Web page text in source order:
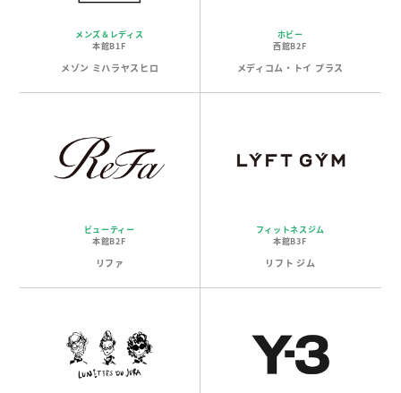
メンズ＆レディス
本館B1F
メゾン ミハラヤスヒロ
ホビー
西館B2F
メディコム・トイ プラス
ビューティー
本館B2F
リファ
フィットネスジム
本館B3F
リフト ジム